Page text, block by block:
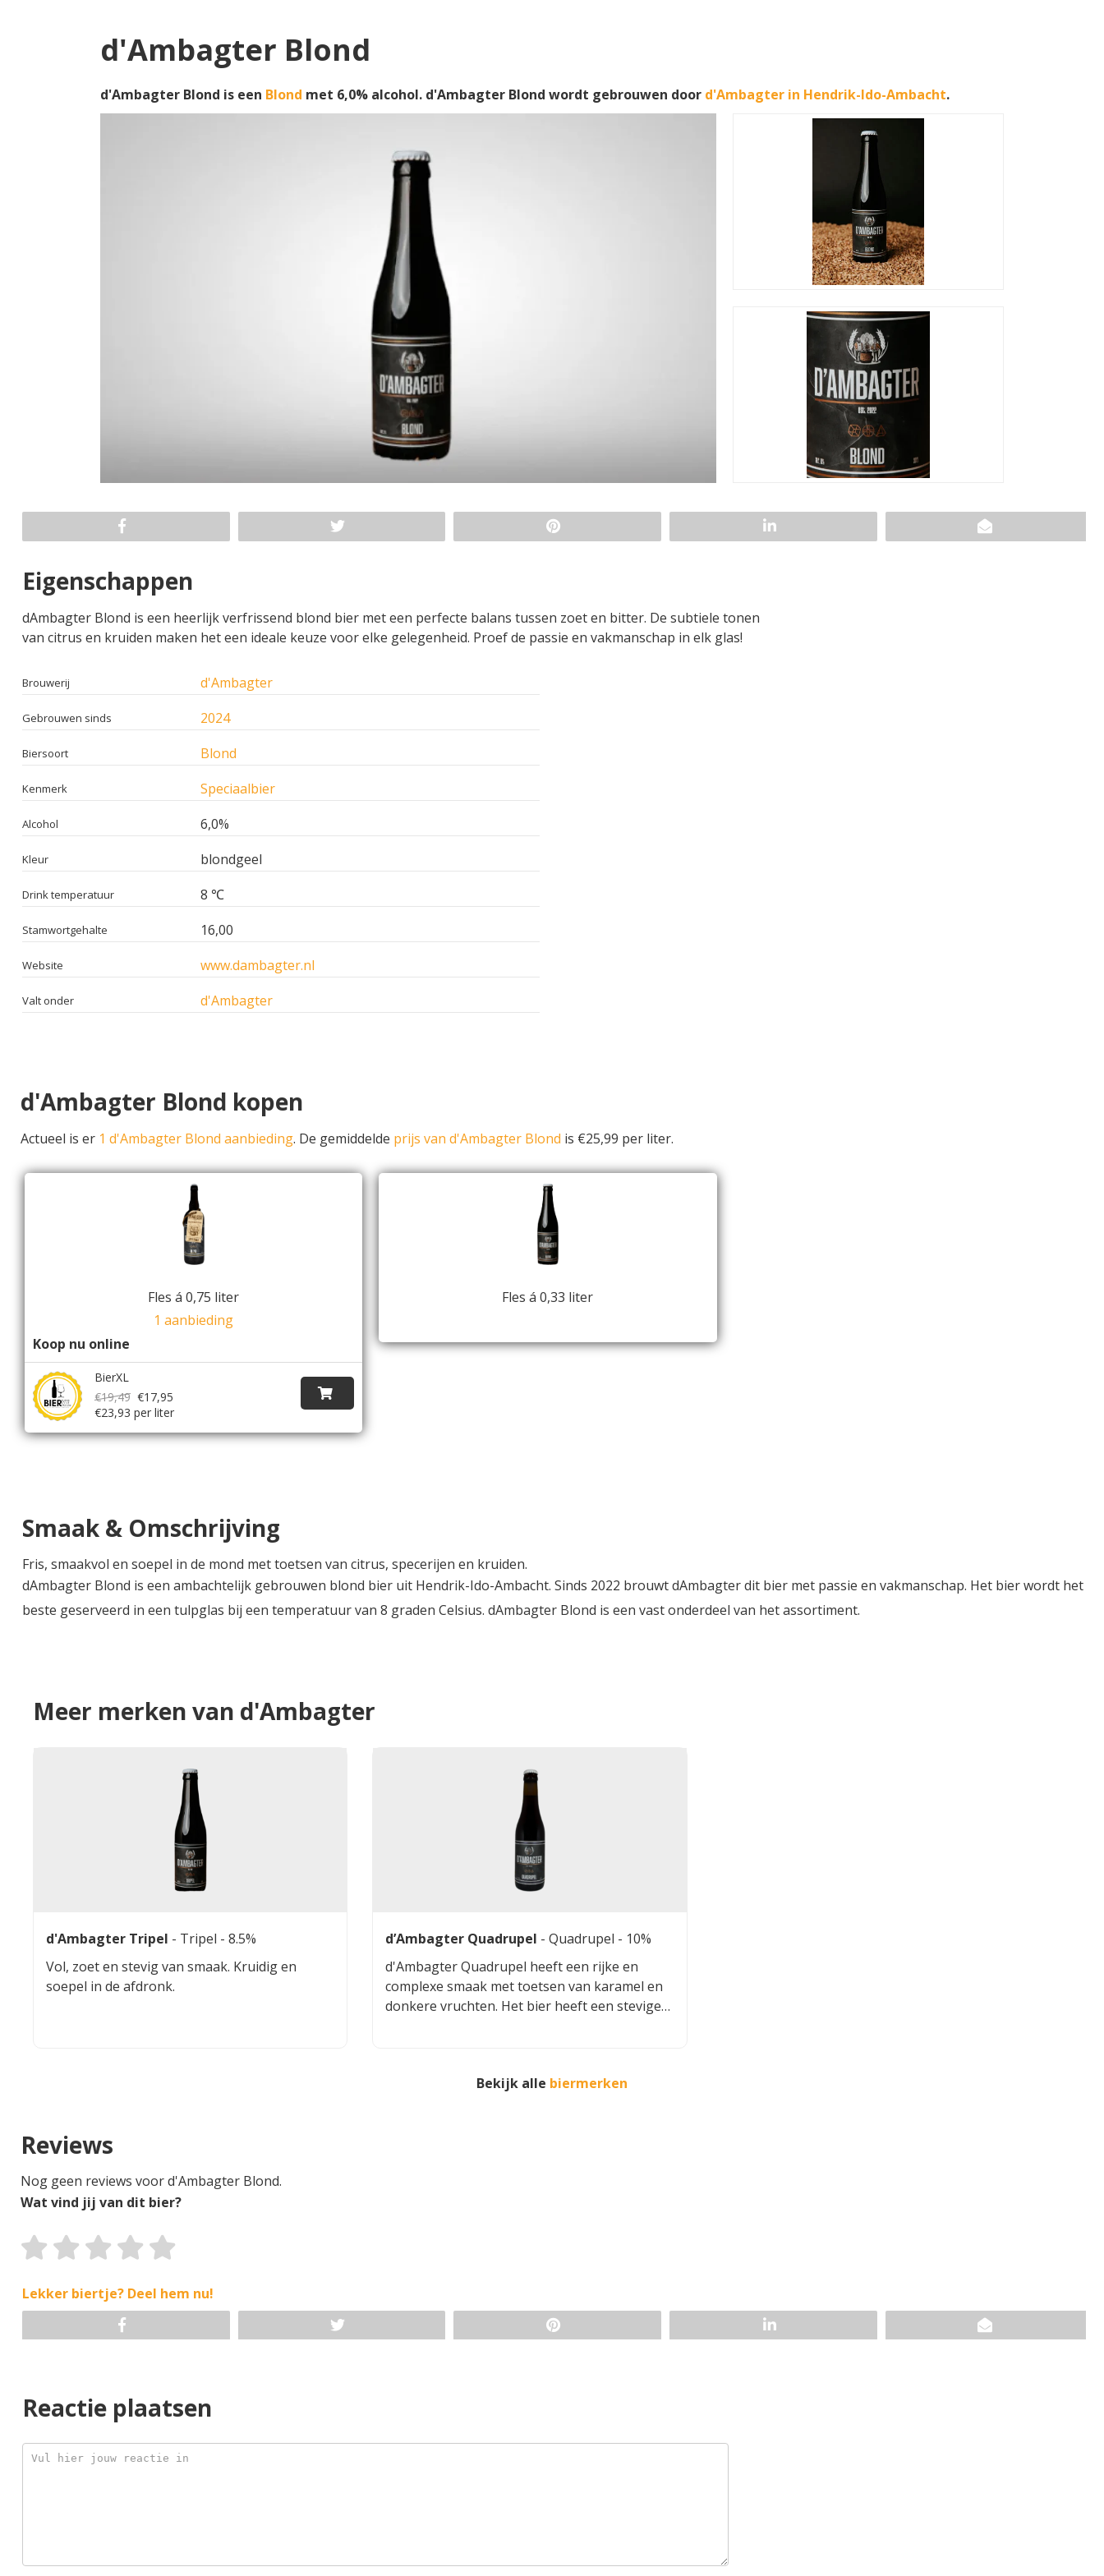
d'Ambagter Blond
d'Ambagter Blond is een Blond met 6,0% alcohol. d'Ambagter Blond wordt gebrouwen door d'Ambagter in Hendrik-Ido-Ambacht.
Eigenschappen
dAmbagter Blond is een heerlijk verfrissend blond bier met een perfecte balans tussen zoet en bitter. De subtiele tonen
van citrus en kruiden maken het een ideale keuze voor elke gelegenheid. Proef de passie en vakmanschap in elk glas!
Brouwerij d'Ambagter
Gebrouwen sinds 2024
Biersoort Blond
Kenmerk Speciaalbier
Alcohol 6,0%
Kleur blondgeel
Drink temperatuur 8 ℃
Stamwortgehalte 16,00
Website www.dambagter.nl
Valt onder d'Ambagter
d'Ambagter Blond kopen
Actueel is er 1 d'Ambagter Blond aanbieding. De gemiddelde prijs van d'Ambagter Blond is €25,99 per liter.
Fles á 0,75 liter
1 aanbieding
Koop nu online
BierXL
€19,49 €17,95
€23,93 per liter
Fles á 0,33 liter
Smaak & Omschrijving
Fris, smaakvol en soepel in de mond met toetsen van citrus, specerijen en kruiden.
dAmbagter Blond is een ambachtelijk gebrouwen blond bier uit Hendrik-Ido-Ambacht. Sinds 2022 brouwt dAmbagter dit bier met passie en vakmanschap. Het bier wordt het
beste geserveerd in een tulpglas bij een temperatuur van 8 graden Celsius. dAmbagter Blond is een vast onderdeel van het assortiment.
Meer merken van d'Ambagter
d'Ambagter Tripel - Tripel - 8.5%
Vol, zoet en stevig van smaak. Kruidig en
soepel in de afdronk.
d’Ambagter Quadrupel -Quadrupel - 10%
d'Ambagter Quadrupel heeft een rijke en
complexe smaak met toetsen van karamel en
donkere vruchten. Het bier heeft een stevige
lang en verwarmend, wat dit bier perfect
Bekijk alle biermerken
Reviews
Nog geen reviews voor d'Ambagter Blond.
Wat vind jij van dit bier?
Lekker biertje? Deel hem nu!
Reactie plaatsen